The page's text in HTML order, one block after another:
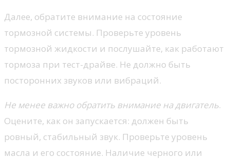
Далее, обратите внимание на состояние
тормозной системы. Проверьте уровень
тормозной жидкости и послушайте, как работают
тормоза при тест-драйве. Не должно быть
посторонних звуков или вибраций.
Не менее важно обратить внимание на двигатель.
Оцените, как он запускается: должен быть
ровный, стабильный звук. Проверьте уровень
масла и его состояние. Наличие черного или